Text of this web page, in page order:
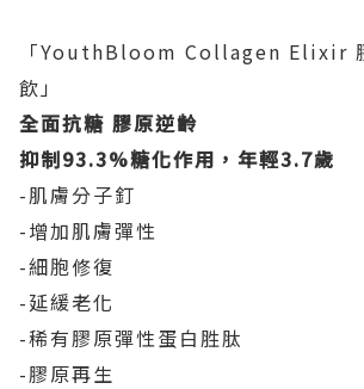
「YouthBloom Collagen Elixir
飲」
全面抗糖 膠原逆齡
抑制93.3%糖化作用，年輕3.7歲
-肌膚分子釘
-增加肌膚彈性
-細胞修復
-延緩老化
-稀有膠原彈性蛋白胜肽
-膠原再生